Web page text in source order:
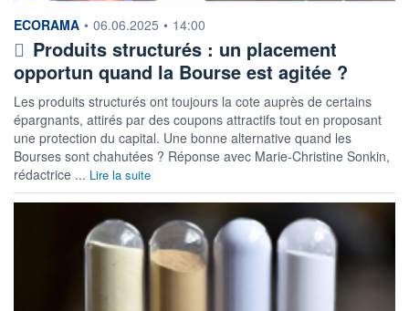
information fournie par
ECORAMA • 06.06.2025 • 14:00
Produits structurés : un placement
opportun quand la Bourse est agitée ?
Les produits structurés ont toujours la cote auprès de certains
épargnants, attirés par des coupons attractifs tout en proposant
une protection du capital. Une bonne alternative quand les
Bourses sont chahutées ? Réponse avec Marie-Christine Sonkin,
rédactrice ... Lire la suite